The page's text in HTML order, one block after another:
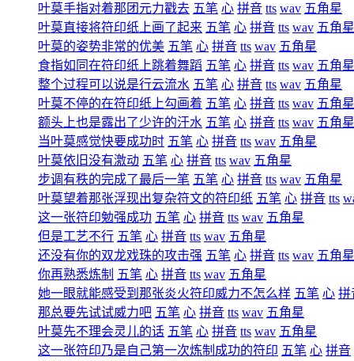
叶莫手指对着那团元力戳去 五笔 心 拼音 tts wav 五角星
叶莫直接将符印纸上画了起来 五笔 心 拼音 tts wav 五角星
叶莫的姿势非常的优美 五笔 心 拼音 tts wav 五角星
食指如同在符印纸上跳着舞蹈 五笔 心 拼音 tts wav 五角星
整个过程可以说是行云流水 五笔 心 拼音 tts wav 五角星
叶莫不停的在符印纸上勾画着 五笔 心 拼音 tts wav 五角星
额头上也是露出了少许的汗水 五笔 心 拼音 tts wav 五角星
当叶莫感觉快要成功时 五笔 心 拼音 tts wav 五角星
叶莫依旧没有激动 五笔 心 拼音 tts wav 五角星
步调有秩的完成了最后一笔 五笔 心 拼音 tts wav 五角星
叶莫望着那张浮现出复杂符文的符印纸 五笔 心 拼音 tts
这一张符印勉强成功 五笔 心 拼音 tts wav 五角星
但是工艺不行 五笔 心 拼音 tts wav 五角星
还没有你的双龙戏珠的攻击强 五笔 心 拼音 tts wav 五角星
你再熟悉炼制 五笔 心 拼音 tts wav 五角星
她一眼就能感受到那张炎火符印威力不怎么样 五笔 心 拼
那总要先试试威力吧 五笔 心 拼音 tts wav 五角星
叶莫先不理会灵儿的话 五笔 心 拼音 tts wav 五角星
这一张符印乃是自己第一次炼制成功的符印 五笔 心 拼音